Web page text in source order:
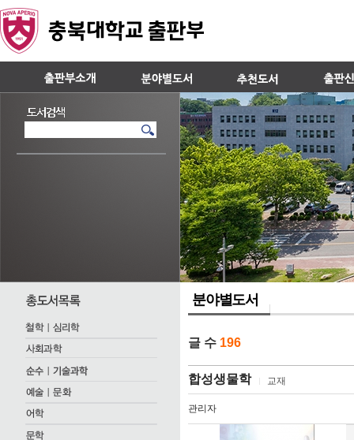
분야별도서
글 수 196
합성생물학 교재
관리자